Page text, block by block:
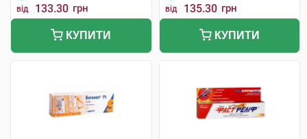
від 133.30 грн
КУПИТИ
від 135.30 грн
КУПИТИ